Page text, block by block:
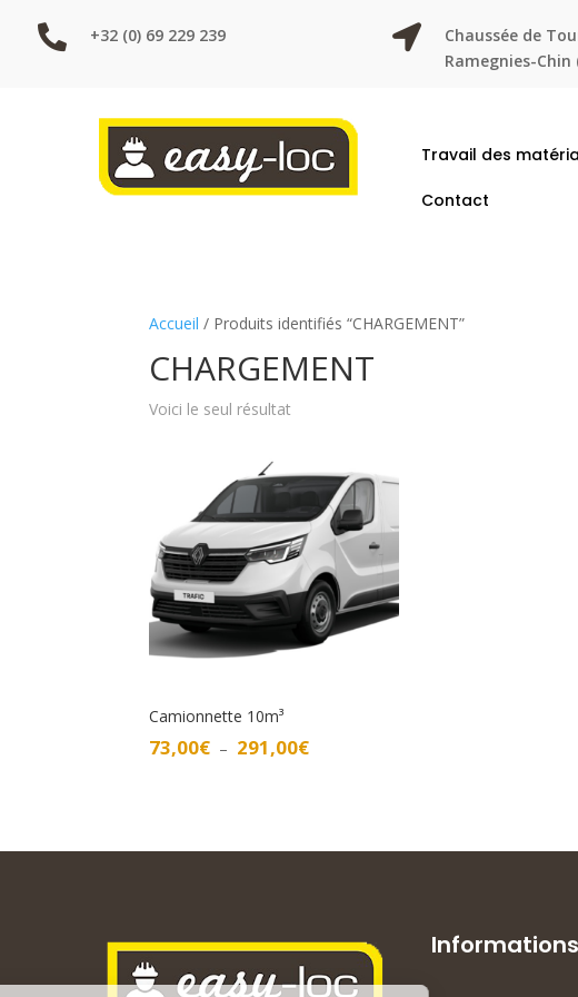
 +32 (0) 69 229 239 
Chaussée de
Ramegnies-Chin
Travail des
Contact
Accueil / Produits identifiés “CHARGEMENT”
CHARGEMENT
Voici le seul résultat
Camionnette 10m³
73,00€ – 291,00€Plage
à
Informations